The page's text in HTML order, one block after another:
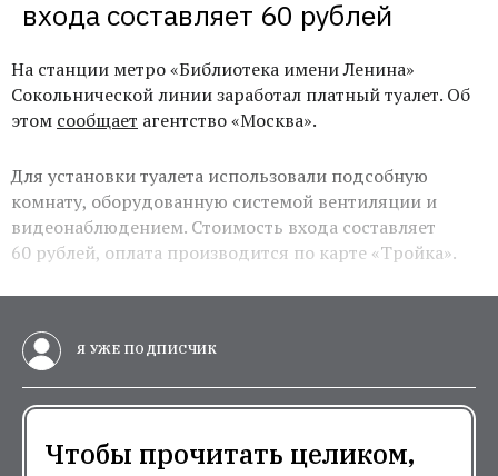
входа составляет 60 рублей
На станции метро «Библиотека имени Ленина»
Сокольнической линии заработал платный туалет. Об
этом сообщает агентство «Москва».
Для установки туалета использовали подсобную
комнату, оборудованную системой вентиляции и
видеонаблюдением. Стоимость входа составляет
60 рублей, оплата производится по карте «Тройка».
Я УЖЕ ПОДПИСЧИК
Чтобы прочитать целиком,